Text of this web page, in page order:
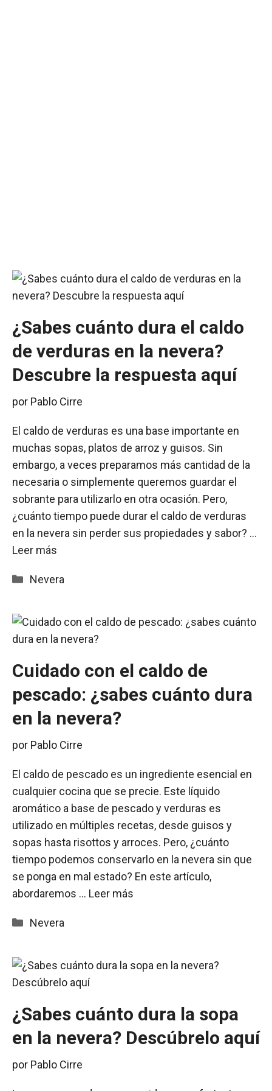
¿Sabes cuánto dura el caldo
de verduras en la nevera?
Descubre la respuesta aquí
por Pablo Cirre
El caldo de verduras es una base importante en
muchas sopas, platos de arroz y guisos. Sin
embargo, a veces preparamos más cantidad de la
necesaria o simplemente queremos guardar el
sobrante para utilizarlo en otra ocasión. Pero,
¿cuánto tiempo puede durar el caldo de verduras
en la nevera sin perder sus propiedades y sabor? …
Leer más
Categorías
Nevera
Cuidado con el caldo de
pescado: ¿sabes cuánto dura
en la nevera?
por Pablo Cirre
El caldo de pescado es un ingrediente esencial en
cualquier cocina que se precie. Este líquido
aromático a base de pescado y verduras es
utilizado en múltiples recetas, desde guisos y
sopas hasta risottos y arroces. Pero, ¿cuánto
tiempo podemos conservarlo en la nevera sin que
se ponga en mal estado? En este artículo,
abordaremos … Leer más
Categorías
Nevera
¿Sabes cuánto dura la sopa
en la nevera? Descúbrelo aquí
por Pablo Cirre